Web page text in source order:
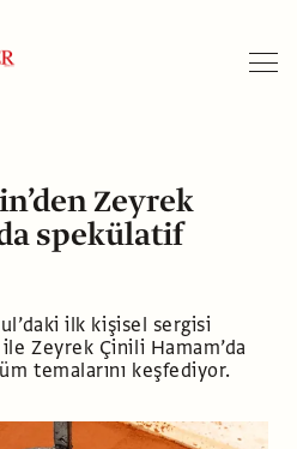
Zeyrek
spekülatif
ilk kişisel sergisi
Zeyrek Çinili Hamam’da
temalarını keşfediyor.